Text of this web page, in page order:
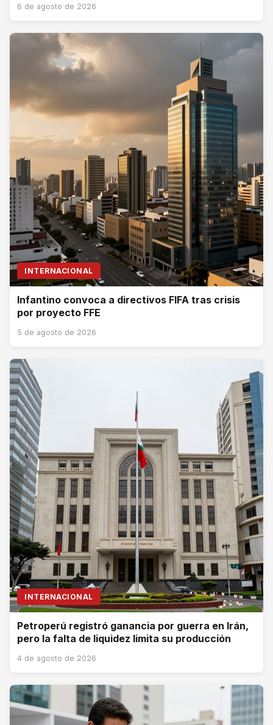
6 de agosto de 2026
INTERNACIONAL
Infantino convoca a directivos FIFA tras crisis
por proyecto FFE
5 de agosto de 2026
INTERNACIONAL
Petroperú registró ganancia por guerra en Irán,
pero la falta de liquidez limita su producción
4 de agosto de 2026